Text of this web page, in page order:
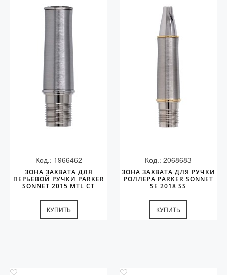
Код.: 1966462
ЗОНА ЗАХВАТА ДЛЯ
ПЕРЬЕВОЙ РУЧКИ PARKER
SONNET 2015 MTL СT
КУПИТЬ
Код.: 2068683
ЗОНА ЗАХВАТА ДЛЯ РУЧКИ
РОЛЛЕРА PARKER SONNET
SE 2018 SS
КУПИТЬ